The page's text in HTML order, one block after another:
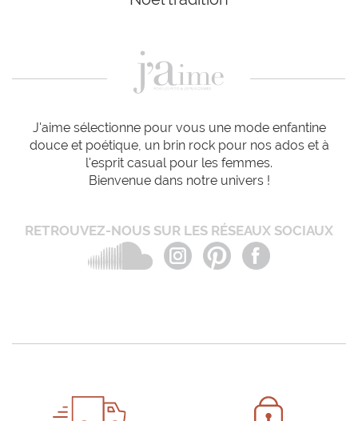
J'aime sélectionne pour vous une mode enfantine
douce et poétique, un brin rock pour nos ados et à
l'esprit casual pour les femmes.
Bienvenue dans notre univers !
RETROUVEZ-NOUS SUR LES RÉSEAUX SOCIAUX